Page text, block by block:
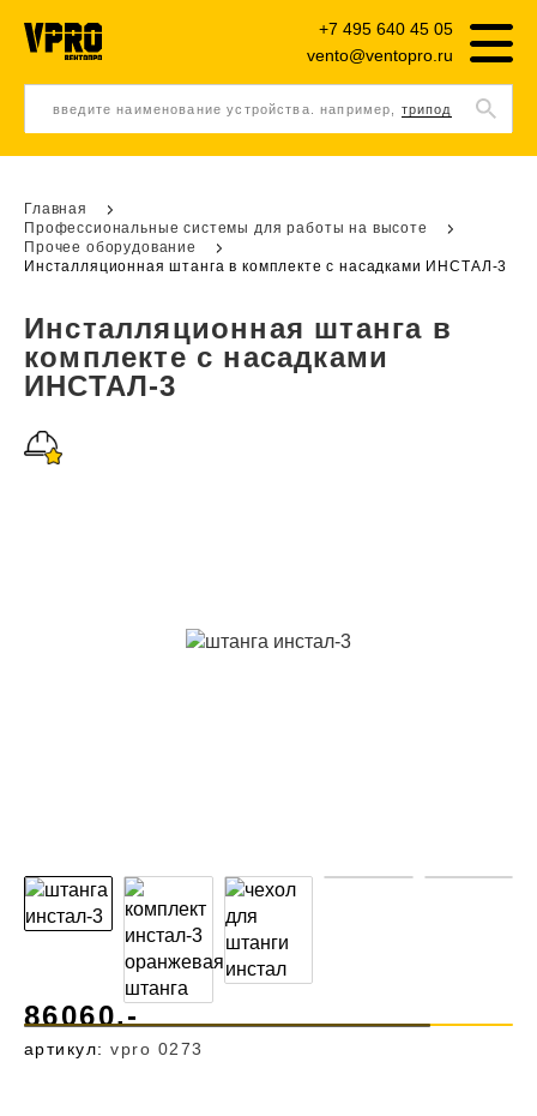
введите наименование устройства. например, трипод
vento@ventopro.ru
+7 495 640 45 05
Главная
Профессиональные системы для работы на высоте
Прочее оборудование
Инсталляционная штанга в комплекте с насадками ИНСТАЛ-3
Инсталляционная штанга в
комплекте с насадками
ИНСТАЛ-3
86060.-
артикул:vpro 0273